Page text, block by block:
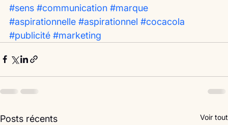
#sens #communication #marque
#aspirationnelle #aspirationnel #cocacola
#publicité #marketing
Posts récents Voir tout